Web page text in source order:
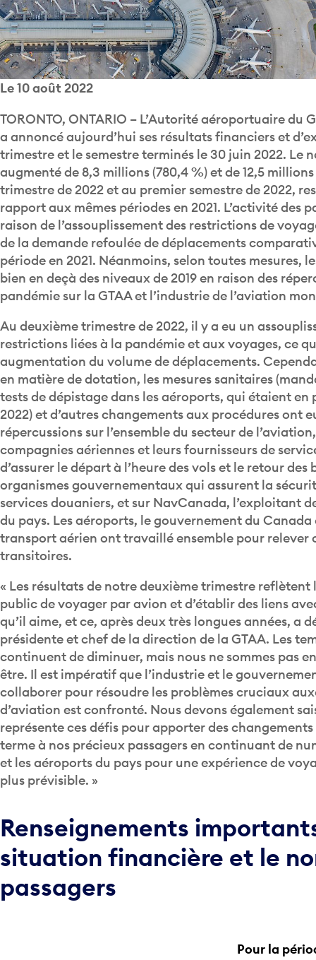
Le 10 août 2022
TORONTO, ONTARIO – L’Autorité aéroportuaire du
a annoncé aujourd’hui ses résultats financiers et
trimestre et le semestre terminés le 30 juin 2022. Le
augmenté de 8,3 millions (780,4 %) et de 12,5
trimestre de 2022 et au premier semestre de 2022,
rapport aux mêmes périodes en 2021. L’activité des
raison de l’assouplissement des restrictions de
de la demande refoulée de déplacements
période en 2021. Néanmoins, selon toutes mesures,
bien en deçà des niveaux de 2019 en raison des
pandémie sur la GTAA et l’industrie de l’aviation
Au deuxième trimestre de 2022, il y a eu un
restrictions liées à la pandémie et aux voyages, ce
augmentation du volume de déplacements.
en matière de dotation, les mesures sanitaires
tests de dépistage dans les aéroports, qui étaient en
2022) et d’autres changements aux procédures ont
répercussions sur l’ensemble du secteur de
compagnies aériennes et leurs fournisseurs de
d’assurer le départ à l’heure des vols et le retour des
organismes gouvernementaux qui assurent la
services douaniers, et sur NavCanada, l’exploitant
du pays. Les aéroports, le gouvernement du Canada
transport aérien ont travaillé ensemble pour relever
transitoires.
« Les résultats de notre deuxième trimestre reflètent
public de voyager par avion et d’établir des liens
qu’il aime, et ce, après deux très longues années, a
présidente et chef de la direction de la GTAA. Les
continuent de diminuer, mais nous ne sommes pas
être. Il est impératif que l’industrie et le
collaborer pour résoudre les problèmes cruciaux
d’aviation est confronté. Nous devons également
représente ces défis pour apporter des
terme à nos précieux passagers en continuant de
et les aéroports du pays pour une expérience de
plus prévisible. »
Renseignements
situation financière et le
passagers
Pour la